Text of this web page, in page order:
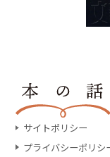
サイトポリシー
プライバシーポリシ